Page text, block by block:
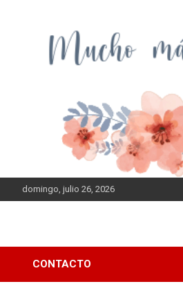
domingo, julio 26, 2026
CONTACTO